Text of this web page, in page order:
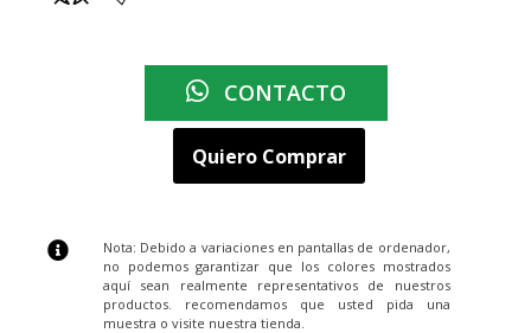
CONTACTO
Quiero Comprar
Nota: Debido a variaciones en pantallas de ordenador,
no podemos garantizar que los colores mostrados
aquí sean realmente representativos de nuestros
productos. recomendamos que usted pida una
muestra o visite nuestra tienda.